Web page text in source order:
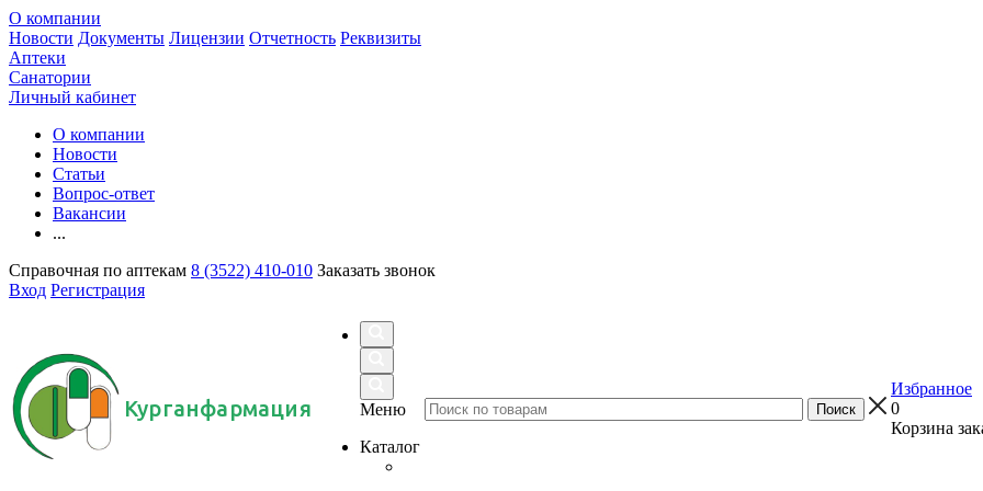
О компании
Новости Документы Лицензии Отчетность Реквизиты
Аптеки
Санатории
Личный кабинет
О компании
Новости
Статьи
Вопрос-ответ
Вакансии
...
Справочная по аптекам 8 (3522) 410-010 Заказать звонок
Вход Регистрация
Курганфармация
Меню
Каталог
Избранное
0
Корзина